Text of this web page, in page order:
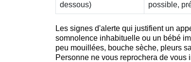
dessous)
possible,
Les signes d'alerte qui justifient un
somnolence inhabituelle ou un bébé
peu mouillées, bouche sèche, pleurs
Personne ne vous reprochera de vous